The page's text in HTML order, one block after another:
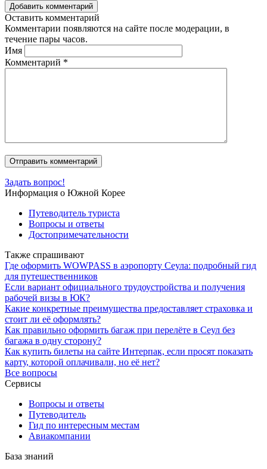
Добавить комментарий
Оставить комментарий
Комментарии появляются на сайте после модерации, в
течение пары часов.
Имя
Комментарий *
Задать вопрос!
Информация о Южной Корее
Путеводитель туриста
Вопросы и ответы
Достопримечательности
Также спрашивают
Где оформить WOWPASS в аэропорту Сеула: подробный гид
для путешественников
Если вариант официального трудоустройства и получения
рабочей визы в ЮК?
Какие конкретные преимущества предоставляет страховка и
стоит ли её оформлять?
Как правильно оформить багаж при перелёте в Сеул без
багажа в одну сторону?
Как купить билеты на сайте Интерпак, если просят показать
карту, которой оплачивали, но её нет?
Все вопросы
Сервисы
Вопросы и ответы
Путеводитель
Гид по интересным местам
Авиакомпании
База знаний